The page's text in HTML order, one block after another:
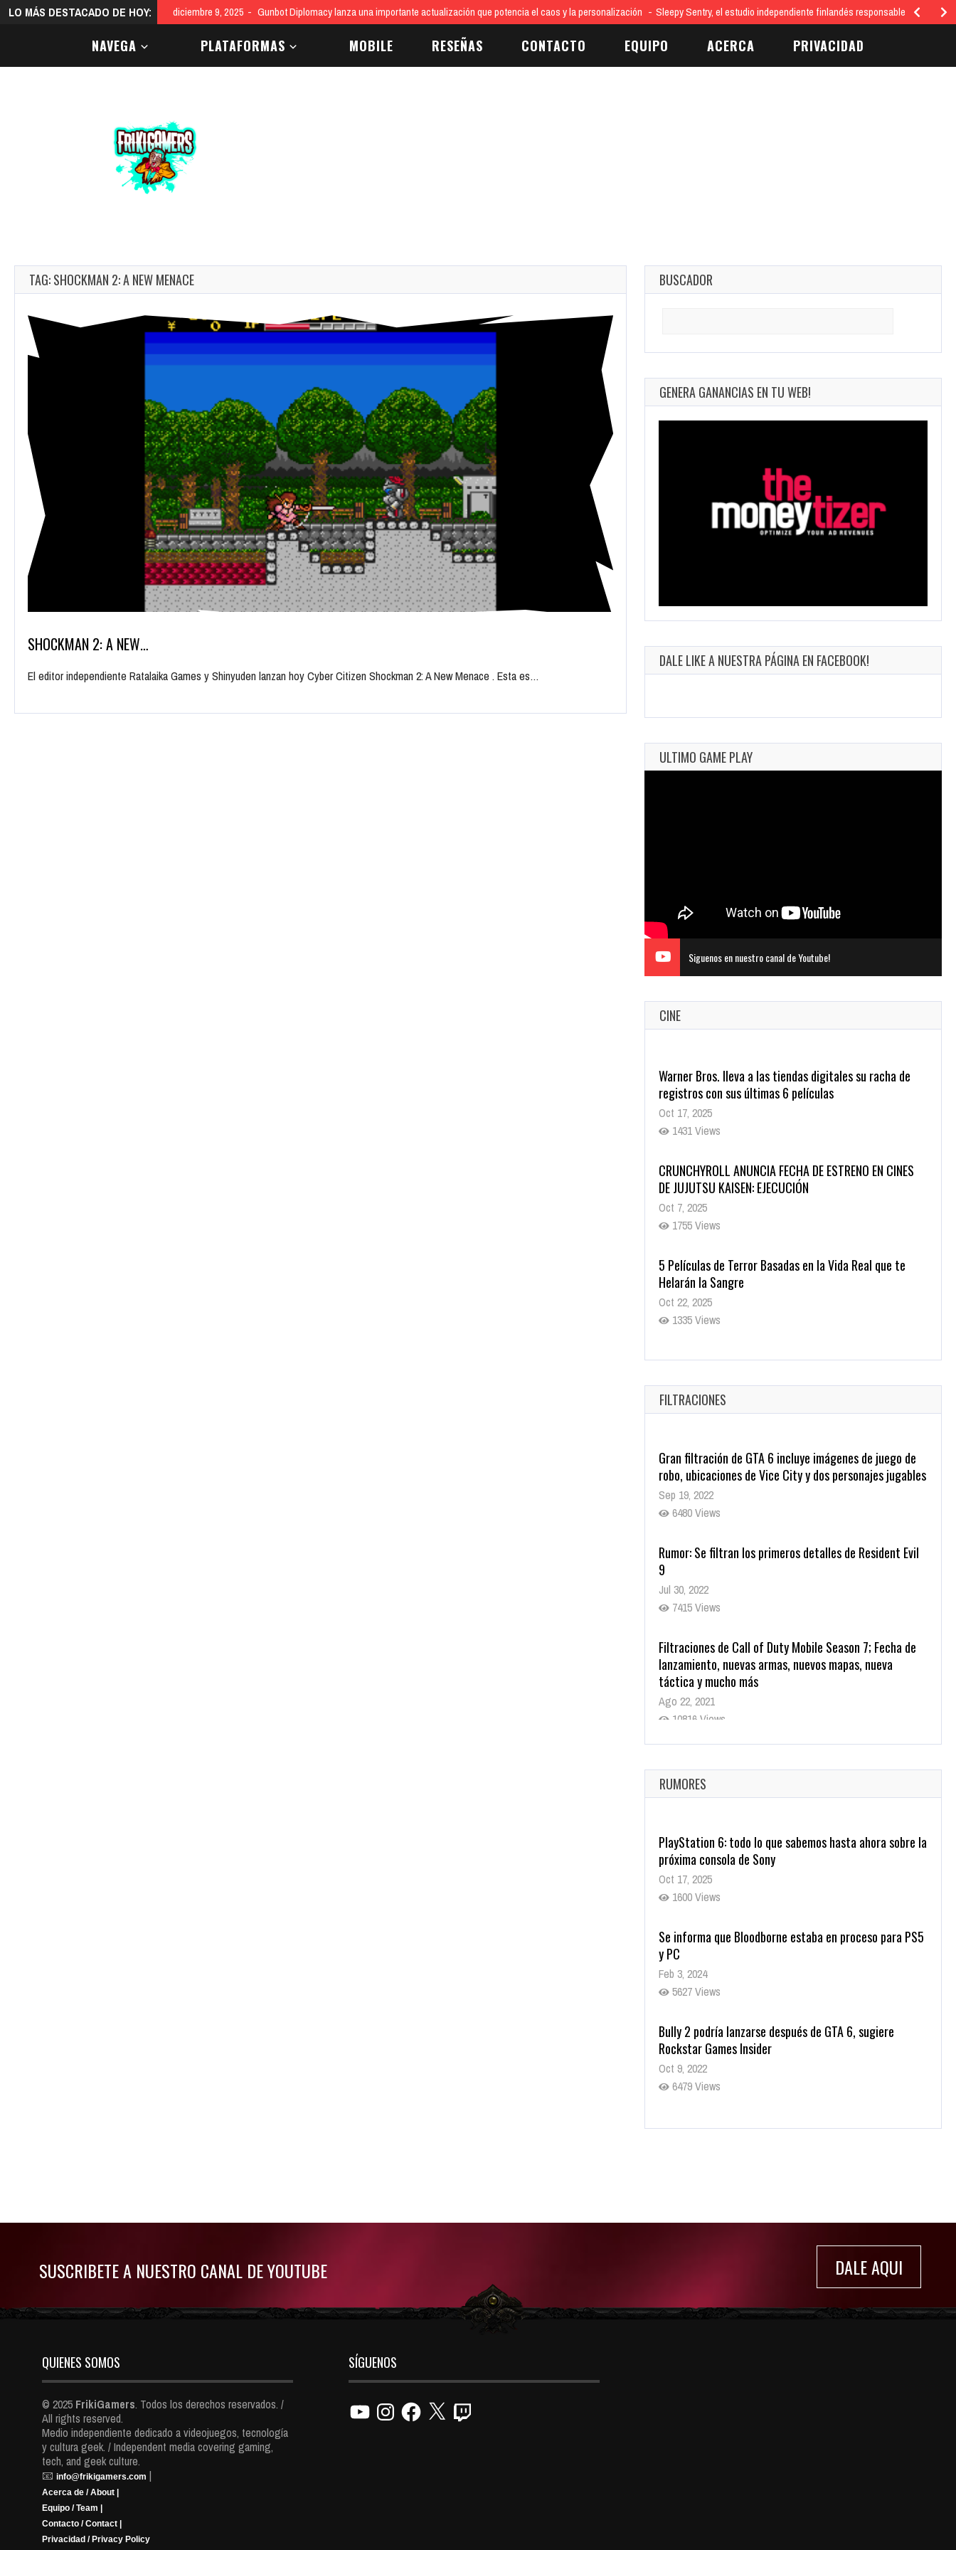
LO MÁS DESTACADO DE HOY: diciembre 9, 2025 Gunbot Diplomacy lanza una importante actualización que potencia el caos y la personalización Sleepy Sentry, el estudio independiente finlandés responsable del juego…
NAVEGA PLATAFORMAS MOBILE RESEÑAS CONTACTO EQUIPO ACERCA PRIVACIDAD
TAG: SHOCKMAN 2: A NEW MENACE
SHOCKMAN 2: A NEW…
El editor independiente Ratalaika Games y Shinyuden lanzan hoy Cyber ​​Citizen Shockman 2: A New Menace . Esta es…
BUSCADOR
GENERA GANANCIAS EN TU WEB!
DALE LIKE A NUESTRA PÁGINA EN FACEBOOK!
ULTIMO GAME PLAY
Siguenos en nuestro canal de Youtube!
CINE
Warner Bros. lleva a las tiendas digitales su racha de
registros con sus últimas 6 películas
Oct 17, 2025
1431 Views
CRUNCHYROLL ANUNCIA FECHA DE ESTRENO EN CINES
DE JUJUTSU KAISEN: EJECUCIÓN
Oct 7, 2025
1755 Views
5 Películas de Terror Basadas en la Vida Real que te
Helarán la Sangre
Oct 22, 2025
1335 Views
Revive el terror: El conjuro 4: Últimos ritos ya está
Oct 20, 2025
1377 Views
FILTRACIONES
Gran filtración de GTA 6 incluye imágenes de juego de
robo, ubicaciones de Vice City y dos personajes jugables
Sep 19, 2022
6480 Views
Rumor: Se filtran los primeros detalles de Resident Evil
9
Jul 30, 2022
7415 Views
Filtraciones de Call of Duty Mobile Season 7; Fecha de
lanzamiento, nuevas armas, nuevos mapas, nueva
táctica y mucho más
Ago 22, 2021
10816 Views
La configuración de Call of Duty 2021 aparentemente
Ago 8, 2021
10001 Views
RUMORES
PlayStation 6: todo lo que sabemos hasta ahora sobre la
próxima consola de Sony
Oct 17, 2025
1600 Views
Se informa que Bloodborne estaba en proceso para PS5
y PC
Feb 3, 2024
5627 Views
Bully 2 podría lanzarse después de GTA 6, sugiere
Rockstar Games Insider
Oct 9, 2022
6479 Views
Rumor: Se filtran los primeros detalles de Resident Evil
SUSCRIBETE A NUESTRO CANAL DE YOUTUBE DALE AQUI
QUIENES SOMOS
© 2025 FrikiGamers. Todos los derechos reservados. /
All rights reserved.
Medio independiente dedicado a videojuegos, tecnología
y cultura geek. / Independent media covering gaming,
tech, and geek culture.
📧 info@frikigamers.com |
Acerca de / About |
Equipo / Team |
Contacto / Contact |
Privacidad / Privacy Policy
SÍGUENOS
YouTubeInstagramFacebook
X Twitch